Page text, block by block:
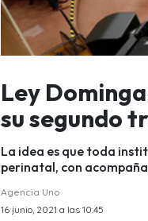
Ley
su segundo
La idea es que toda
perinatal, con
Agencia Uno
16 junio, 2021 a las 10:45